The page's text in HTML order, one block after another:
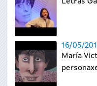
16/05/
María